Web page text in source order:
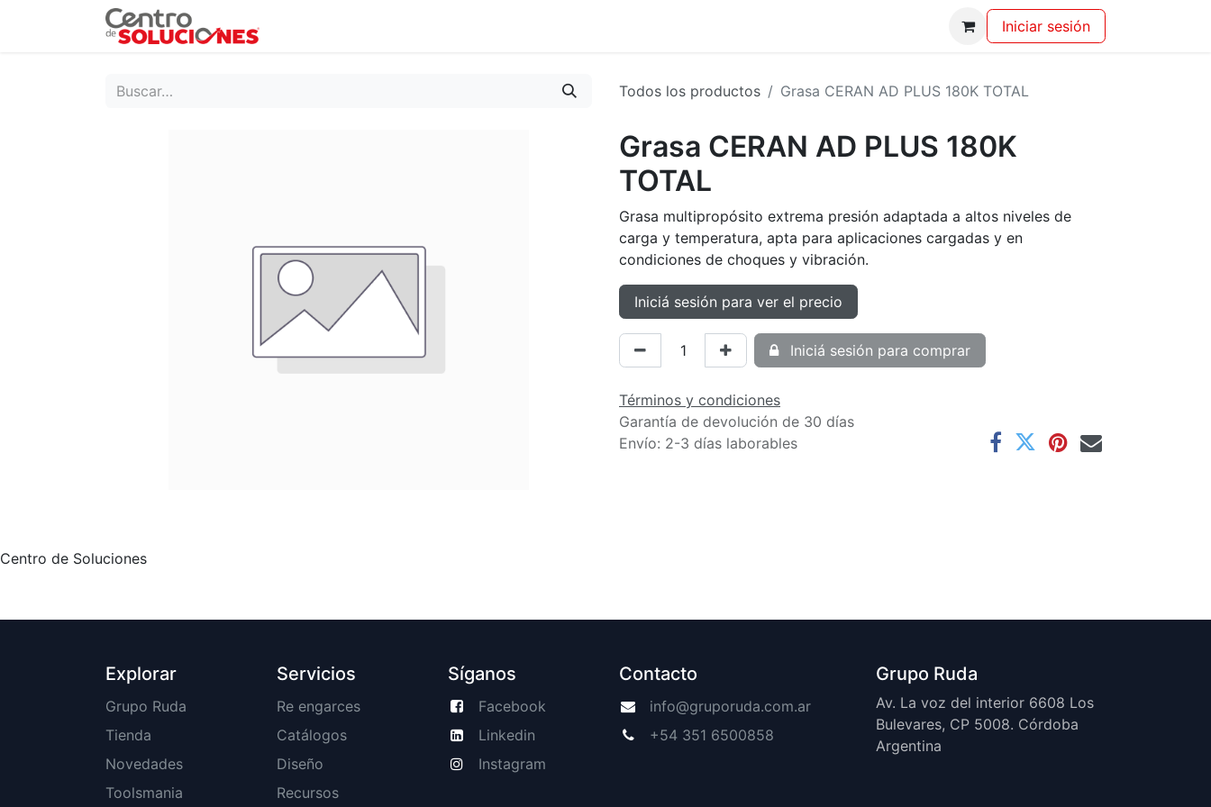
Iniciar sesión
Todos los productos Grasa CERAN AD PLUS 180K TOTAL
Grasa CERAN AD PLUS 180K
TOTAL
Grasa multipropósito extrema presión adaptada a altos niveles de
carga y temperatura, apta para aplicaciones cargadas y en
condiciones de choques y vibración.
Iniciá sesión para ver el precio
Iniciá sesión para comprar
Términos y condiciones
Garantía de devolución de 30 días
Envío: 2-3 días laborables
Centro de Soluciones
Explorar
Grupo Ruda
Tienda
Novedades
Toolsmania
Servicios
Re engarces
Catálogos
Diseño
Recursos
Síganos
Facebook
Linkedin
Instagram
Contacto
info@gruporuda.com.ar
+54 351 6500858
Grupo Ruda
Av. La voz del interior 6608 Los
Bulevares, CP 5008. Córdoba
Argentina